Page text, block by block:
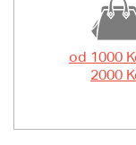
od 1000
2000